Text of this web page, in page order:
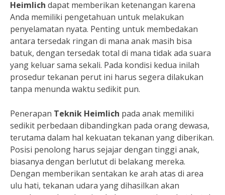
Heimlich dapat memberikan ketenangan karena
Anda memiliki pengetahuan untuk melakukan
penyelamatan nyata. Penting untuk membedakan
antara tersedak ringan di mana anak masih bisa
batuk, dengan tersedak total di mana tidak ada suara
yang keluar sama sekali. Pada kondisi kedua inilah
prosedur tekanan perut ini harus segera dilakukan
tanpa menunda waktu sedikit pun.
Penerapan Teknik Heimlich pada anak memiliki
sedikit perbedaan dibandingkan pada orang dewasa,
terutama dalam hal kekuatan tekanan yang diberikan.
Posisi penolong harus sejajar dengan tinggi anak,
biasanya dengan berlutut di belakang mereka.
Dengan memberikan sentakan ke arah atas di area
ulu hati, tekanan udara yang dihasilkan akan